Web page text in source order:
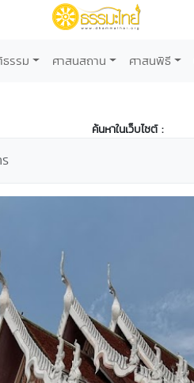
รรม ศาสนสถาน ศาสนพิธี
ค้นหาในเว็บไซต์ :